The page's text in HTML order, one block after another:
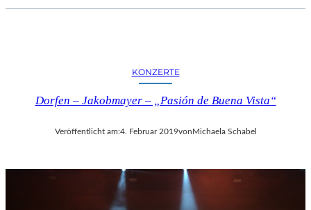
K
N
W
E
R
KONZERTE
Dorfen – Jakobmayer – „Pasión de Buena Vista“
Veröffentlicht am:4. Februar 2019vonMichaela Schabel